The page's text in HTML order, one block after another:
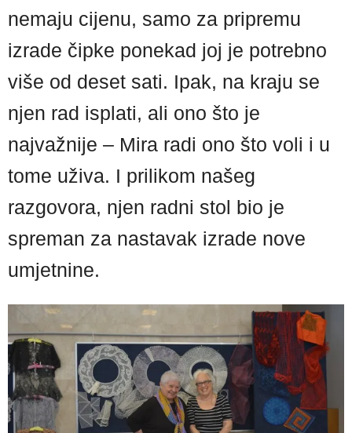
nemaju cijenu, samo za pripremu
izrade čipke ponekad joj je potrebno
više od deset sati. Ipak, na kraju se
njen rad isplati, ali ono što je
najvažnije – Mira radi ono što voli i u
tome uživa. I prilikom našeg
razgovora, njen radni stol bio je
spreman za nastavak izrade nove
umjetnine.